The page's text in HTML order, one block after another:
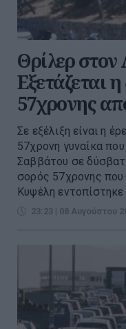
Θρίλερ
Εξετάζεται
57χρονης
Σε εξέλιξη είναι η
57χρονη γυναίκα
Σαββάτου σε
σορός 57χρονης που
Κυψέλη εντοπίστηκε
23:23 | 08 Αυγούστου